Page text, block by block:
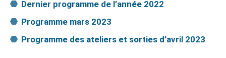
Dernier programme de l’année 2022
Programme mars 2023
Programme des ateliers et sorties d’avril 2023